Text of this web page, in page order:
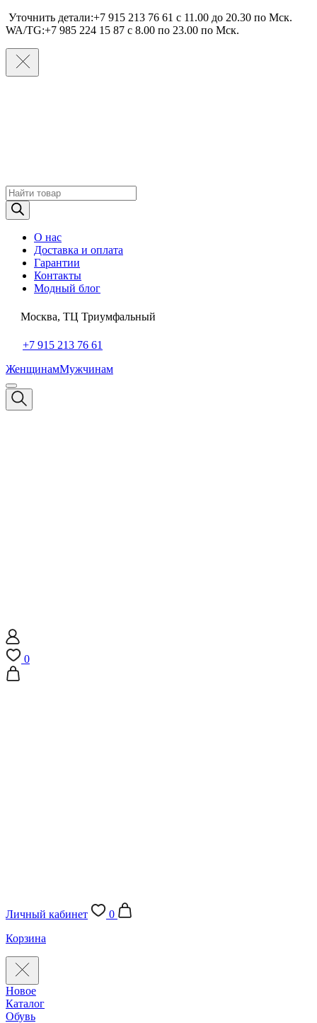
Уточнить детали:+7 915 213 76 61 c 11.00 до 20.30 по Мcк.
WA/TG:+7 985 224 15 87 c 8.00 по 23.00 по Мcк.
Поиск
товаров
О нас
Доставка и оплата
Гарантии
Контакты
Модный блог
Москва, ТЦ Триумфальный
+7 915 213 76 61
ЖенщинамМужчинам
0
Личный кабинет
0
Корзина
Новое
Каталог
Обувь